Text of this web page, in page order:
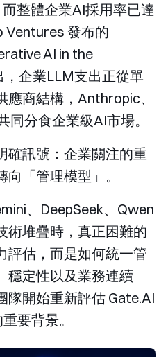
整體企業AI採用率已達
Ventures 發布的
AI in the
企業LLM支出正從單
應商結構，Anthropic、
同分食企業級AI市場。
確訊號：企業關注的重
「管理模型」。
、DeepSeek、Qwen
術堆疊時，真正困難的
評估，而是如何統一管
穩定性以及業務連續
隊開始重新評估 Gate.AI
要背景。